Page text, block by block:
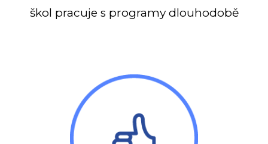
škol pracuje s programy dlouhodobě